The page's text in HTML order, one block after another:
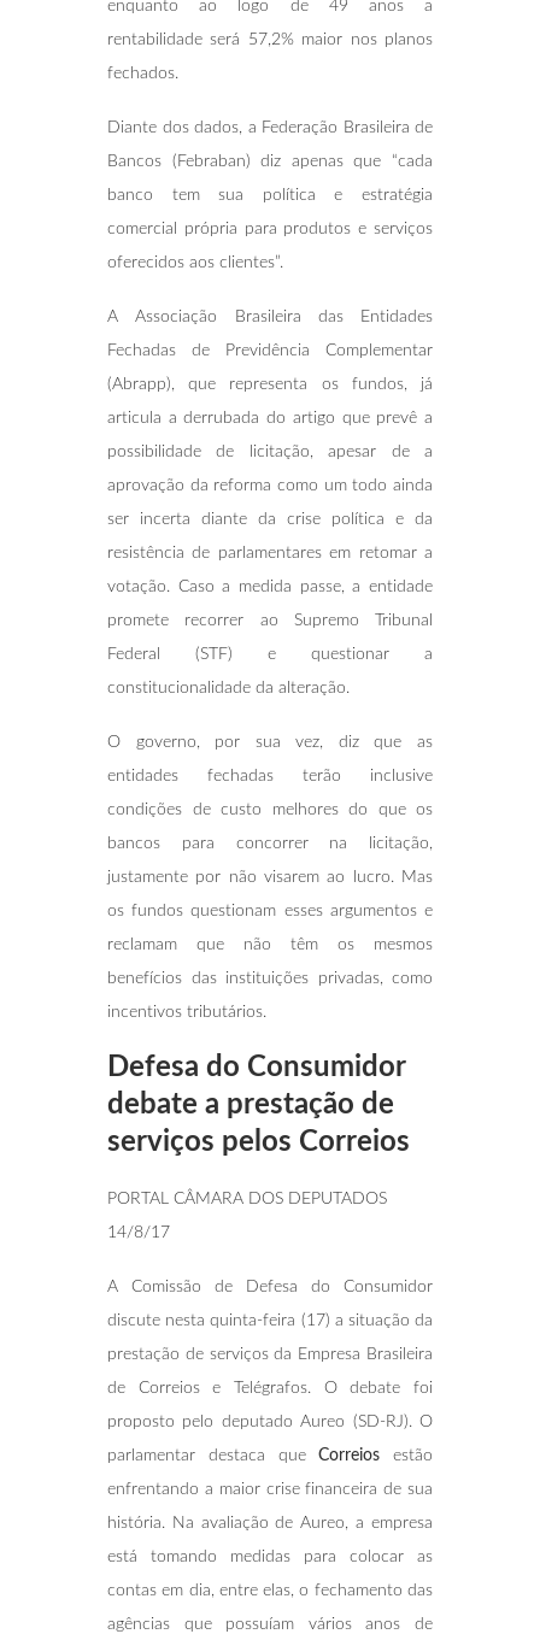
enquanto ao logo de 49 anos a
rentabilidade será 57,2% maior nos planos
fechados.
Diante dos dados, a Federação Brasileira de
Bancos (Febraban) diz apenas que “cada
banco tem sua política e estratégia
comercial própria para produtos e serviços
oferecidos aos clientes”.
A Associação Brasileira das Entidades
Fechadas de Previdência Complementar
(Abrapp), que representa os fundos, já
articula a derrubada do artigo que prevê a
possibilidade de licitação, apesar de a
aprovação da reforma como um todo ainda
ser incerta diante da crise política e da
resistência de parlamentares em retomar a
votação. Caso a medida passe, a entidade
promete recorrer ao Supremo Tribunal
Federal (STF) e questionar a
constitucionalidade da alteração.
O governo, por sua vez, diz que as
entidades fechadas terão inclusive
condições de custo melhores do que os
bancos para concorrer na licitação,
justamente por não visarem ao lucro. Mas
os fundos questionam esses argumentos e
reclamam que não têm os mesmos
benefícios das instituições privadas, como
incentivos tributários.
Defesa do Consumidor
debate a prestação de
serviços pelos Correios
PORTAL CÂMARA DOS DEPUTADOS
14/8/17
A Comissão de Defesa do Consumidor
discute nesta quinta-feira (17) a situação da
prestação de serviços da Empresa Brasileira
de Correios e Telégrafos. O debate foi
proposto pelo deputado Aureo (SD-RJ). O
parlamentar destaca queCorreios estão
enfrentando a maior crise financeira de sua
história. Na avaliação de Aureo, a empresa
está tomando medidas para colocar as
contas em dia, entre elas, o fechamento das
agências que possuíam vários anos de